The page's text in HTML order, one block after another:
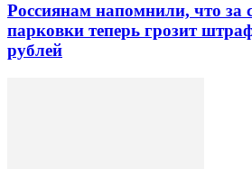
Россиянам напомнили, что за
парковки теперь грозит
рублей